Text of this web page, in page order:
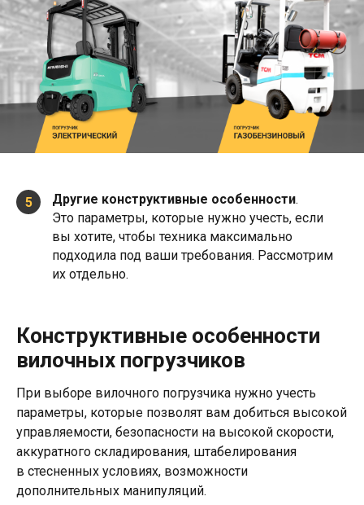
5 Другие конструктивные особенности.
Это параметры, которые нужно учесть, если
вы хотите, чтобы техника максимально
подходила под ваши требования. Рассмотрим
их отдельно.
Конструктивные особенности
вилочных погрузчиков
При выборе вилочного погрузчика нужно учесть
параметры, которые позволят вам добиться высокой
управляемости, безопасности на высокой скорости,
аккуратного складирования, штабелирования
в стесненных условиях, возможности
дополнительных манипуляций.